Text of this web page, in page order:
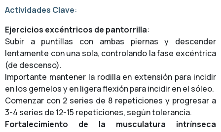
Actividades Clave:
Ejercicios excéntricos de pantorrilla:
Subir a puntillas con ambas piernas y descender
lentamente con una sola, controlando la fase excéntrica
(de descenso).
Importante mantener la rodilla en extensión para incidir
en los gemelos y en ligera flexión para incidir en el sóleo.
Comenzar con 2 series de 8 repeticiones y progresar a
3-4 series de 12-15 repeticiones, según tolerancia.
Fortalecimiento de la musculatura intrínseca